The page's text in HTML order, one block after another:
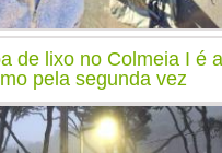
de lixo no Colmeia I é
pela segunda vez